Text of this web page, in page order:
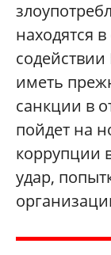
находятся
иметь
санкции в
пойдет на
коррупции
удар,